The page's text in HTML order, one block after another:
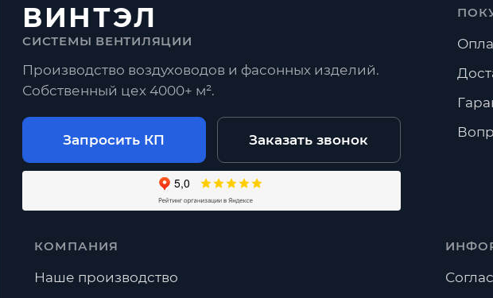
ВИНТЭЛ
СИСТЕМЫ ВЕНТИЛЯЦИИ
Производство воздуховодов и фасонных изделий.
Собственный цех 4000+ м².
Запросить КП Заказать звонок
КОМПАНИЯ
Наше производство